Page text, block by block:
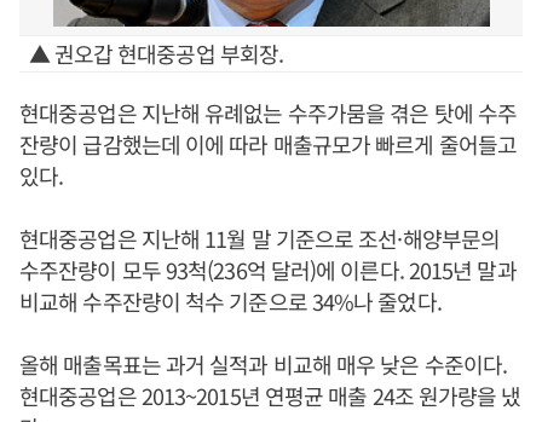
▲ 권오갑 현대중공업 부회장.
현대중공업은 지난해 유례없는 수주가뭄을 겪은 탓에 수주
잔량이 급감했는데 이에 따라 매출규모가 빠르게 줄어들고
있다.
현대중공업은 지난해 11월 말 기준으로 조선·해양부문의
수주잔량이 모두 93척(236억 달러)에 이른다. 2015년 말과
비교해 수주잔량이 척수 기준으로 34%나 줄었다.
올해 매출목표는 과거 실적과 비교해 매우 낮은 수준이다.
현대중공업은 2013~2015년 연평균 매출 24조 원가량을 냈